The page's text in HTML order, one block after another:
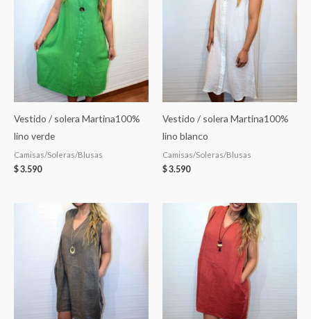
Vestido / solera Martina100%
lino verde
Camisas/Soleras/Blusas
$3.590
Vestido / solera Martina100%
lino blanco
Camisas/Soleras/Blusas
$3.590